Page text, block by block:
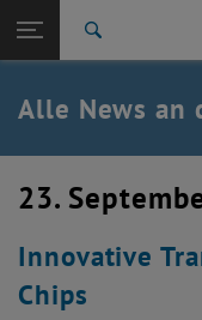
TU Login
Quicklinks
Quicklinks-Menü
Studium
Karriere
Zurück: Subseiten von
Zurück zur letzten
TU Wien
Übersicht
Alle News an
23.
Innovative
Chips